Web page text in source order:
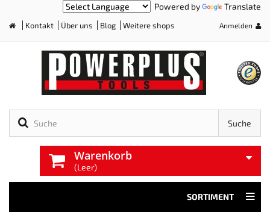
Powered by Translate
Kontakt Über uns Blog Weitere shops Anmelden
Suche
Warenkorb
(Leer)
SORTIMENT